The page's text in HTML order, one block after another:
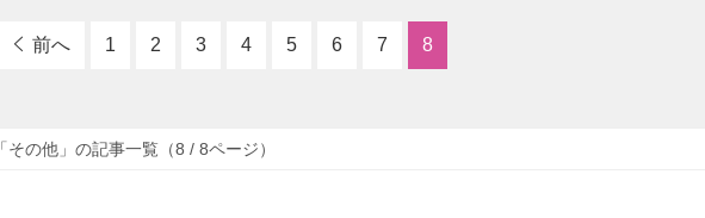
前へ 1 2 3 4 5 6 7 8
「その他」の記事一覧（8 / 8ページ）